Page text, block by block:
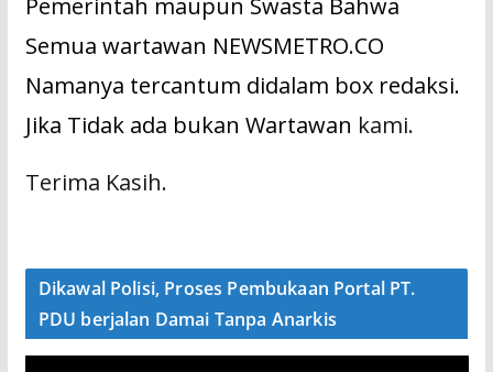
Pemerintah maupun Swasta Bahwa
Semua wartawan NEWSMETRO.CO
Namanya tercantum didalam box redaksi.
Jika Tidak ada bukan Wartawan kami.
Terima Kasih.
Dikawal Polisi, Proses Pembukaan Portal PT.
PDU berjalan Damai Tanpa Anarkis